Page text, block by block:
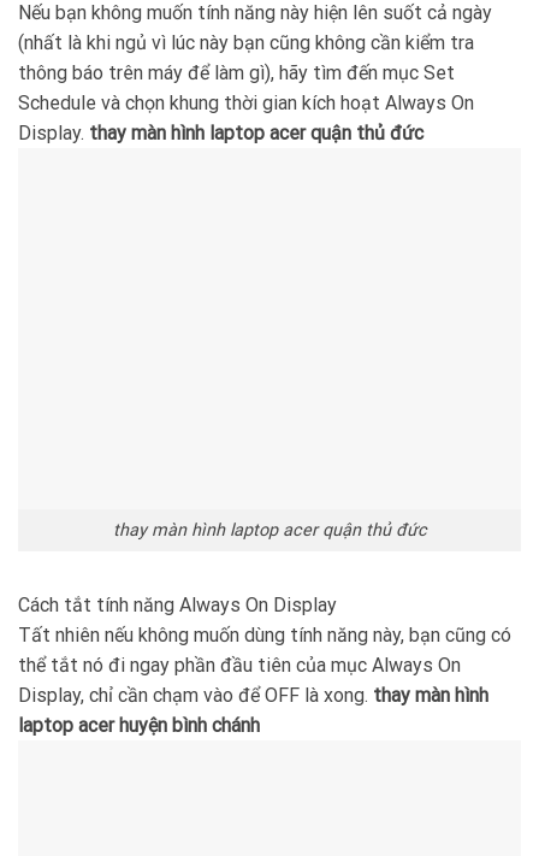
Nếu bạn không muốn tính năng này hiện lên suốt cả ngày
(nhất là khi ngủ vì lúc này bạn cũng không cần kiểm tra
thông báo trên máy để làm gì), hãy tìm đến mục Set
Schedule và chọn khung thời gian kích hoạt Always On
Display. thay màn hình laptop acer quận thủ đức
thay màn hình laptop acer quận thủ đức
Cách tắt tính năng Always On Display
Tất nhiên nếu không muốn dùng tính năng này, bạn cũng có
thể tắt nó đi ngay phần đầu tiên của mục Always On
Display, chỉ cần chạm vào để OFF là xong. thay màn hình
laptop acer huyện bình chánh